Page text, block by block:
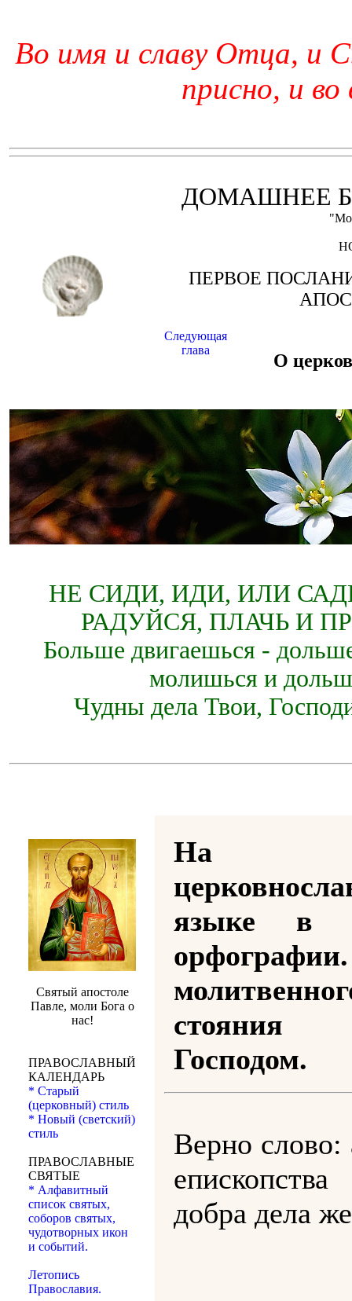
Во имя и славу Отца, и
присно, и во
ДОМАШНЕЕ
ПЕРВОЕ
Следующая
глава
О
НЕ СИДИ, ИДИ, ИЛИ
РАДУЙСЯ, ПЛАЧЬ И
Больше двигаешься -
молишься и
Чудны дела Твои,
Святый апостоле
Павле, моли Бога о
нас!
ПРАВОСЛАВНЫЙ
КАЛЕНДАРЬ
* Старый
(церковный) стиль
* Новый (светский)
стиль
ПРАВОСЛАВНЫЕ
СВЯТЫЕ
* Алфавитный
список святых,
соборов святых,
чудотворных икон
и событий.
Летопись
Православия.
На
языке в
Господом.
Верно слово:
добра дела